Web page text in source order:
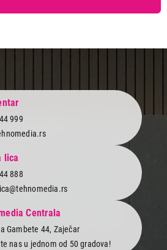
999
lica
888
Centrala
Gambete 44, Zaječar
nas u jednom od 50 gradova!